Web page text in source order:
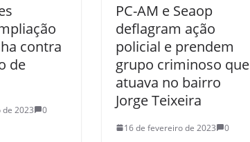
contra
de
2023 0
PC-AM e Seaop
deflagram ação
policial e prendem
grupo criminoso que
atuava no bairro
Jorge Teixeira
16 de fevereiro de 2023 0